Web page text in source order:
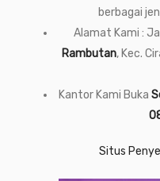
berbagai
Alamat Kami :
Rambutan, Kec.
Kantor Kami Buka
Situs